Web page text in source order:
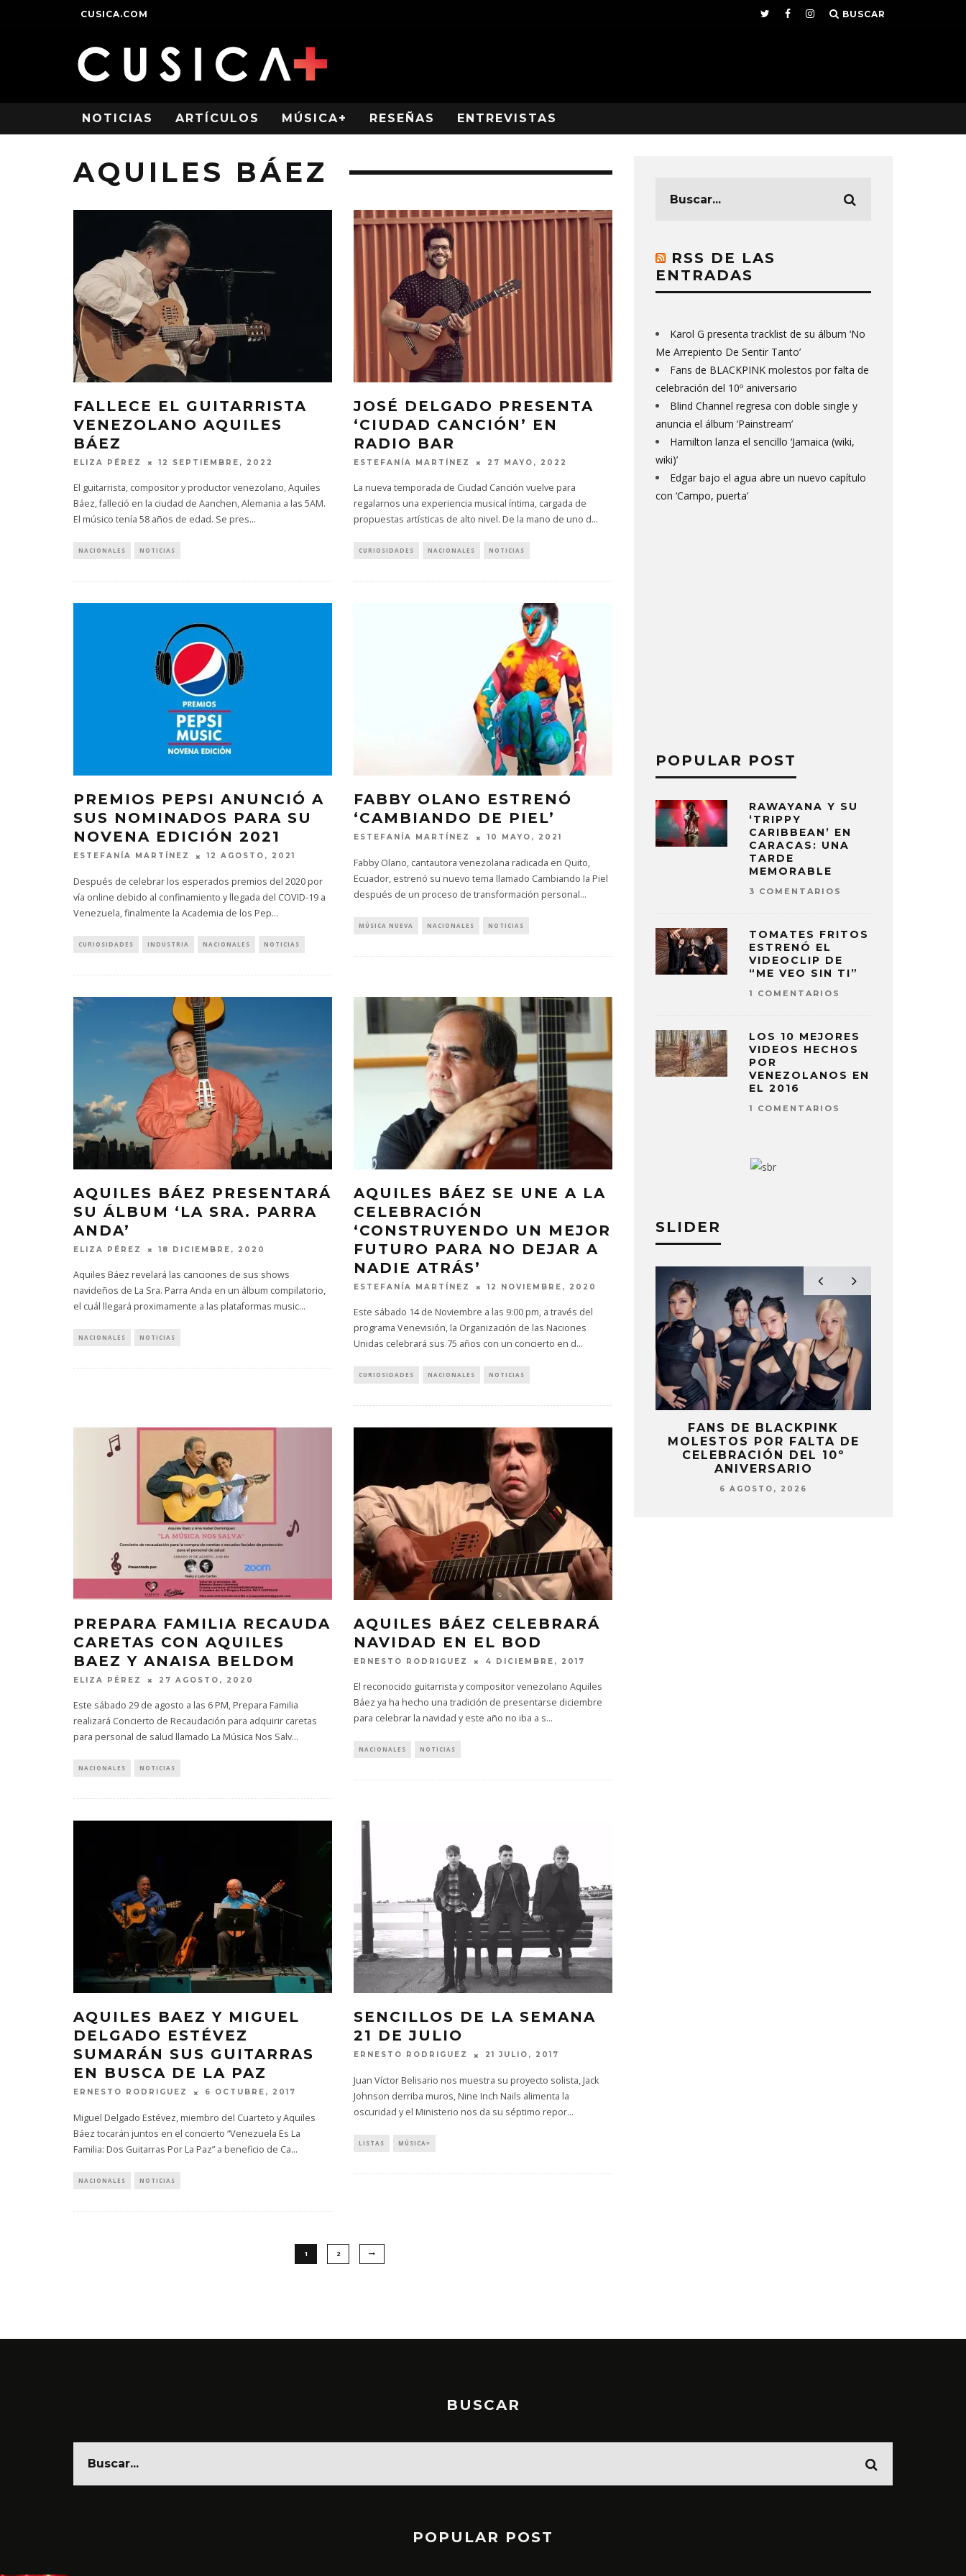
CUSICA.COM BUSCAR
NOTICIAS ARTÍCULOS MÚSICA+ RESEÑAS ENTREVISTAS
AQUILES BÁEZ
FALLECE EL GUITARRISTA
VENEZOLANO AQUILES
BÁEZ
ELIZA PÉREZ 12 SEPTIEMBRE, 2022
El guitarrista, compositor y productor venezolano, Aquiles
Báez, falleció en la ciudad de Aanchen, Alemania a las 5AM.
El músico tenía 58 años de edad. Se pres...
NACIONALES NOTICIAS
JOSÉ DELGADO PRESENTA
‘CIUDAD CANCIÓN’ EN
RADIO BAR
ESTEFANÍA MARTÍNEZ 27 MAYO, 2022
La nueva temporada de Ciudad Canción vuelve para
regalarnos una experiencia musical íntima, cargada de
propuestas artísticas de alto nivel. De la mano de uno d...
CURIOSIDADES NACIONALES NOTICIAS
PREMIOS PEPSI ANUNCIÓ A
SUS NOMINADOS PARA SU
NOVENA EDICIÓN 2021
ESTEFANÍA MARTÍNEZ 12 AGOSTO, 2021
Después de celebrar los esperados premios del 2020 por
vía online debido al confinamiento y llegada del COVID-19 a
Venezuela, finalmente la Academia de los Pep...
CURIOSIDADES INDUSTRIA NACIONALES NOTICIAS
FABBY OLANO ESTRENÓ
‘CAMBIANDO DE PIEL’
ESTEFANÍA MARTÍNEZ 10 MAYO, 2021
Fabby Olano, cantautora venezolana radicada en Quito,
Ecuador, estrenó su nuevo tema llamado Cambiando la Piel
después de un proceso de transformación personal...
MÚSICA NUEVA NACIONALES NOTICIAS
AQUILES BÁEZ PRESENTARÁ
SU ÁLBUM ‘LA SRA. PARRA
ANDA’
ELIZA PÉREZ 18 DICIEMBRE, 2020
Aquiles Báez revelará las canciones de sus shows
navideños de La Sra. Parra Anda en un álbum compilatorio,
el cuál llegará proximamente a las plataformas music...
NACIONALES NOTICIAS
AQUILES BÁEZ SE UNE A LA
CELEBRACIÓN
‘CONSTRUYENDO UN MEJOR
FUTURO PARA NO DEJAR A
NADIE ATRÁS’
ESTEFANÍA MARTÍNEZ 12 NOVIEMBRE, 2020
Este sábado 14 de Noviembre a las 9:00 pm, a través del
programa Venevisión, la Organización de las Naciones
Unidas celebrará sus 75 años con un concierto en d...
CURIOSIDADES NACIONALES NOTICIAS
PREPARA FAMILIA RECAUDA
CARETAS CON AQUILES
BAEZ Y ANAISA BELDOM
ELIZA PÉREZ 27 AGOSTO, 2020
Este sábado 29 de agosto a las 6 PM, Prepara Familia
realizará Concierto de Recaudación para adquirir caretas
para personal de salud llamado La Música Nos Salv...
NACIONALES NOTICIAS
AQUILES BÁEZ CELEBRARÁ
NAVIDAD EN EL BOD
ERNESTO RODRIGUEZ 4 DICIEMBRE, 2017
El reconocido guitarrista y compositor venezolano Aquiles
Báez ya ha hecho una tradición de presentarse diciembre
para celebrar la navidad y este año no iba a s...
NACIONALES NOTICIAS
AQUILES BAEZ Y MIGUEL
DELGADO ESTÉVEZ
SUMARÁN SUS GUITARRAS
EN BUSCA DE LA PAZ
ERNESTO RODRIGUEZ 6 OCTUBRE, 2017
Miguel Delgado Estévez, miembro del Cuarteto y Aquiles
Báez tocarán juntos en el concierto “Venezuela Es La
Familia: Dos Guitarras Por La Paz” a beneficio de Ca...
NACIONALES NOTICIAS
SENCILLOS DE LA SEMANA
21 DE JULIO
ERNESTO RODRIGUEZ 21 JULIO, 2017
Juan Víctor Belisario nos muestra su proyecto solista, Jack
Johnson derriba muros, Nine Inch Nails alimenta la
oscuridad y el Ministerio nos da su séptimo repor...
LISTAS MÚSICA+
1 2
RSS DE LAS
ENTRADAS
Karol G presenta tracklist de su álbum ‘No
Me Arrepiento De Sentir Tanto’
Fans de BLACKPINK molestos por falta de
celebración del 10º aniversario
Blind Channel regresa con doble single y
anuncia el álbum ‘Painstream’
Hamilton lanza el sencillo ‘Jamaica (wiki,
wiki)’
Edgar bajo el agua abre un nuevo capítulo
con ‘Campo, puerta’
POPULAR POST
RAWAYANA Y SU
‘TRIPPY
CARIBBEAN’ EN
CARACAS: UNA
TARDE
MEMORABLE
3 COMENTARIOS
TOMATES FRITOS
ESTRENÓ EL
VIDEOCLIP DE
“ME VEO SIN TI”
1 COMENTARIOS
LOS 10 MEJORES
VIDEOS HECHOS
POR
VENEZOLANOS EN
EL 2016
1 COMENTARIOS
SLIDER
DANIELLE PONDER ANUNCIA
KAROL G PRESENTA
TRACKLIST DE SU ÁLBUM
‘NO ME ARREPIENTO DE
SENTIR TANTO’
6 AGOSTO, 2026
FANS DE BLACKPINK
MOLESTOS POR FALTA DE
CELEBRACIÓN DEL 10º
ANIVERSARIO
6 AGOSTO, 2026
BUSCAR
POPULAR POST